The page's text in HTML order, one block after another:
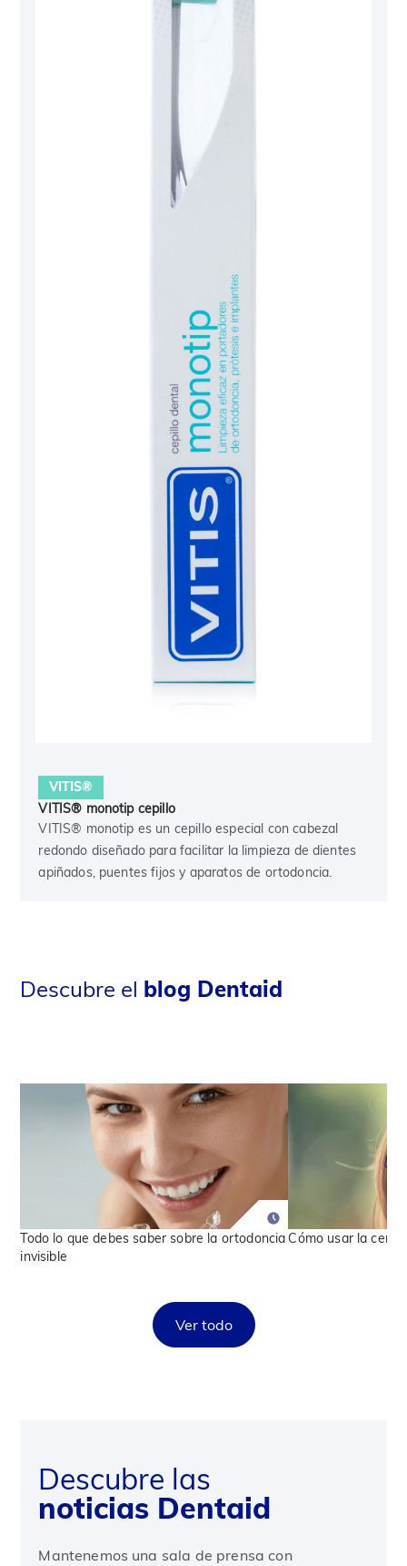
VITIS®
VITIS® monotip cepillo
VITIS® monotip es un cepillo especial con cabezal
redondo diseñado para facilitar la limpieza de dientes
apiñados, puentes fijos y aparatos de ortodoncia.
Descubre el blog Dentaid
Todo lo que debes saber sobre la ortodoncia
invisible
Cómo usar la cera
Ver todo
Descubre las
noticias Dentaid
Mantenemos una sala de prensa con